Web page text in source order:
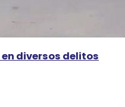
diversos delitos